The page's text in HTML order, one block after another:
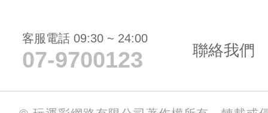
客服電話 09:30 ~ 24:00
07-9700123 聯絡我們